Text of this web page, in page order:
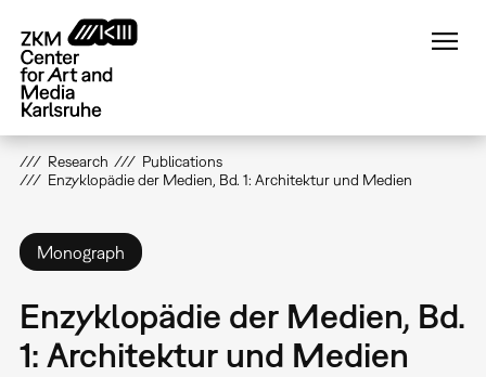
main
content
Research
Publications
Enzyklopädie der Medien, Bd. 1: Architektur und Medien
Monograph
Enzyklopädie der Medien, Bd.
1: Architektur und Medien